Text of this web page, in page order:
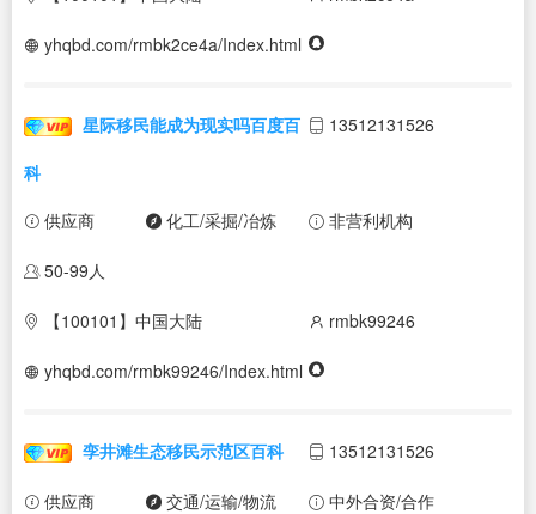
yhqbd.com/rmbk2ce4a/Index.html
星际移民能成为现实吗百度百
科
13512131526
供应商 化工/采掘/冶炼 非营利机构
50-99人
【100101】中国大陆 rmbk99246
yhqbd.com/rmbk99246/Index.html
孪井滩生态移民示范区百科 13512131526
供应商 交通/运输/物流 中外合资/合作